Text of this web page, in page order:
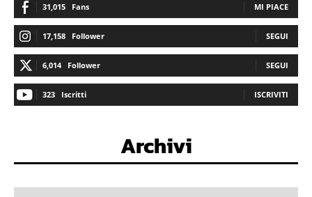
31,015 Fans MI PIACE
17,158 Follower SEGUI
6,014 Follower SEGUI
323 Iscritti ISCRIVITI
Archivi